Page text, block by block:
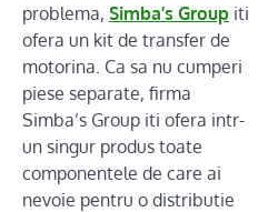
problema, Simba’s Group iti
ofera un kit de transfer de
motorina. Ca sa nu cumperi
piese separate, firma
Simba’s Group iti ofera intr-
un singur produs toate
componentele de care ai
nevoie pentru o distributie